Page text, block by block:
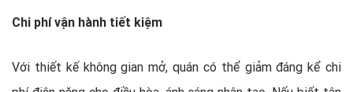
Chi phí vận hành tiết kiệm
Với thiết kế không gian mở, quán có thể giảm đáng kể chi